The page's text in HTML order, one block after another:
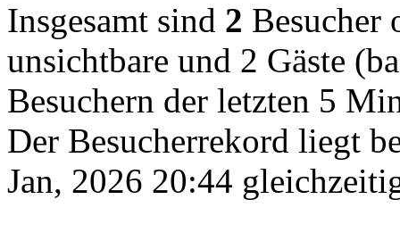
Insgesamt sind 2 Besucher
unsichtbare und 2 Gäste
Besuchern der letzten 5
Der Besucherrekord liegt
Jan, 2026 20:44